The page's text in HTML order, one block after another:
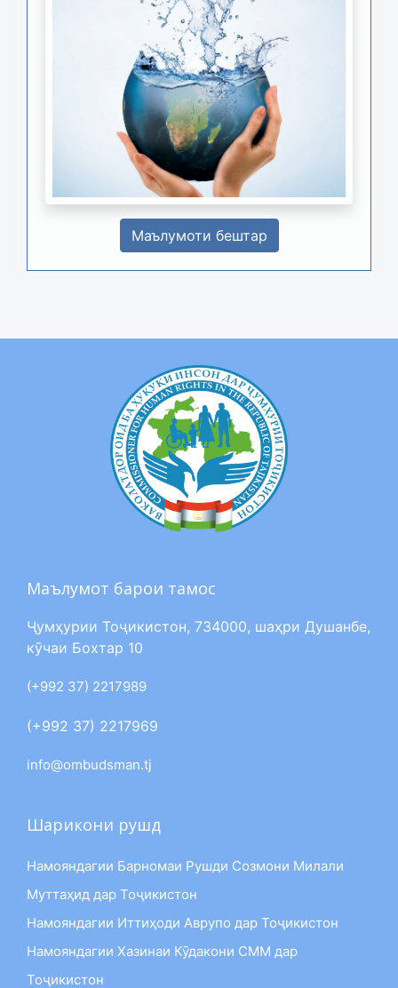
Маълумоти бештар
Маълумот барои тамос
Ҷумҳурии Тоҷикистон, 734000, шаҳри Душанбе,
кӯчаи Бохтар 10
(+992 37) 2217989
(+992 37) 2217969
info@ombudsman.tj
Шарикони рушд
Намояндагии Барномаи Рушди Созмони Милали
Муттаҳид дар Тоҷикистон
Намояндагии Иттиҳоди Аврупо дар Тоҷикистон
Намояндагии Хазинаи Кӯдакони СММ дар
Тоҷикистон